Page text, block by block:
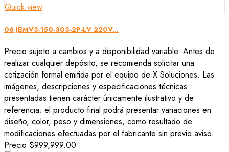
Quick view
06 JBMV3-150-303-2P-LV 220V...
Precio sujeto a cambios y a disponibilidad variable. Antes de
realizar cualquier depósito, se recomienda solicitar una
cotización formal emitida por el equipo de X Soluciones. Las
imágenes, descripciones y especificaciones técnicas
presentadas tienen carácter únicamente ilustrativo y de
referencia; el producto final podrá presentar variaciones en
diseño, color, peso y dimensiones, como resultado de
modificaciones efectuadas por el fabricante sin previo aviso.
Precio $999,999.00